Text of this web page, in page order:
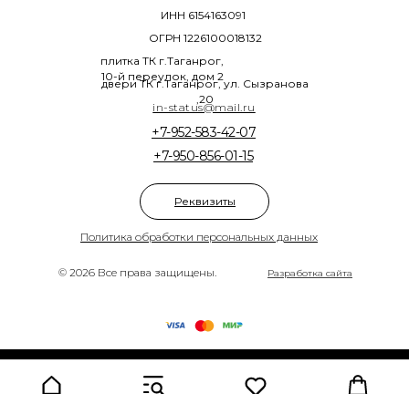
© 2026 Все права защищены.
Политика обработки персональных данных
+7-950-856-01-15
+7-952-583-42-07
плитка ТК г.Таганрог,
10-й переулок, дом 2
двери ТК г.Таганрог, ул. Сызранова
,20
ОГРН 1226100018132
ИНН 6154163091
Разработка сайта
in-status@mail.ru
Реквизиты
Made on Tilda